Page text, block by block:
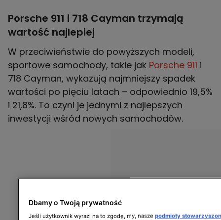
Porsche 911 i 718 Cayman trzymają
wartość najlepiej
W przeciwieństwie do powyższych modeli,
sportowe samochody, takie jak Porsche 911 i
718 Cayman, wykazują najmniejszy spadek
wartości po pięciu latach – odpowiednio 19,5%
i 21,8%. To czyni je jednymi z najlepszych
inwestycji wśród nowych samochodów.
Dbamy o Twoją prywatność
Jeśli użytkownik wyrazi na to zgodę, my, nasze podmioty